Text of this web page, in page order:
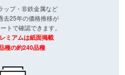
ップ・非鉄金属など
去25年の価格推移が
トで確認できます。
ミアムは紙面掲載
種の約240品種